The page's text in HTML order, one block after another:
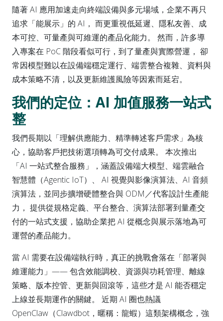
隨著 AI 應用加速走向終端設備與多元場域，企業不再只
追求「能展示」的 AI， 而更重視低延遲、隱私友善、成
本可控、可量產與可維運的產品化能力。 然而，許多導
入專案在 PoC 階段看似可行，到了量產與實際營運， 卻
常因模型難以在設備端穩定運行、端雲整合複雜、資料與
成本策略不清，以及更新維護風險等因素而延宕。
我們的定位：AI 加值服務一站式
整
我們長期以「理解供應能力、精準轉述客戶需求」為核
心，協助客戶把技術選項轉為可交付成果。 本次推出
「AI 一站式整合服務」，涵蓋設備端大模型、端雲融合
智慧體（Agentic IoT）、 AI 視覺與影像演算法、AI 音頻
演算法，並同步擴增硬體整合與 ODM／代客設計生產能
力， 提供從規格定義、平台整合、演算法部署到量產交
付的一站式支援，協助企業把 AI 從概念與展示落地為可
運營的產品能力。
當 AI 需要在設備端執行時，真正的挑戰會落在「部署與
維運能力」—— 包含效能調校、資源與功耗管理、離線
策略、版本控管、更新與回滾等，這些才是 AI 能否穩定
上線並長期運作的關鍵。 近期 AI 圈也熱議
OpenClaw（Clawdbot，暱稱：龍蝦）這類架構概念，強